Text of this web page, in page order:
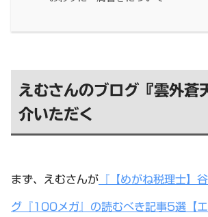
えむさんのブログ『雲外蒼
介いただく
まず、えむさんが 『【めがね税理士】
グ『100メガ』の読むべき記事5選【エ